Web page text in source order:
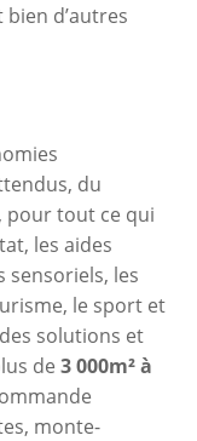
d’autres
du
, pour tout ce qui
les aides
sensoriels, les
le sport et
des solutions et
de 3 000m² à
monte-